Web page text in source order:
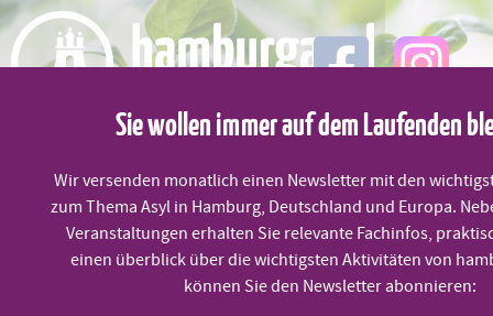
Skip
to
content
MENÜ
Sommerfest ALTE SCHULE
Sie wollen immer auf dem Laufenden
Wir versenden monatlich einen Newsletter mit den
zum Thema Asyl in Hamburg, Deutschland und Europa.
Veranstaltungen erhalten Sie relevante Fachinfos,
einen überblick über die wichtigsten Aktivitäten von
können Sie den Newsletter abonnieren: